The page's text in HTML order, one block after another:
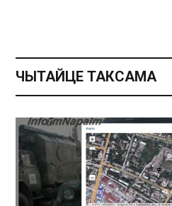
ЧЫТАЙЦЕ ТАКСАМА